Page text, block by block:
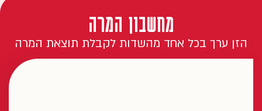
מחשבון המרה
הזן ערך בכל אחד מהשדות לקבלת תוצאת המרה